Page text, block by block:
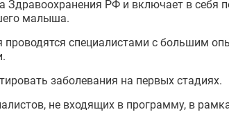
РФ и включает в себя
малыша.
проводятся специалистами с большим
заболевания на первых стадиях.
не входящих в программу, в